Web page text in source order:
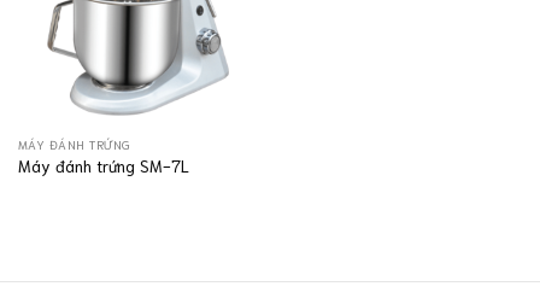
MÁY ĐÁNH TRỨNG
Máy đánh trứng SM-7L